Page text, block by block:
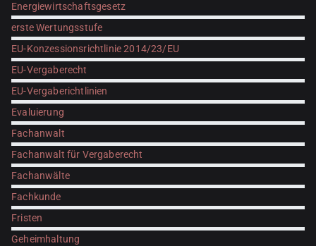
Energiewirtschaftsgesetz
erste Wertungsstufe
EU-Konzessionsrichtlinie 2014/23/EU
EU-Vergaberecht
EU-Vergaberichtlinien
Evaluierung
Fachanwalt
Fachanwalt für Vergaberecht
Fachanwälte
Fachkunde
Fristen
Geheimhaltung